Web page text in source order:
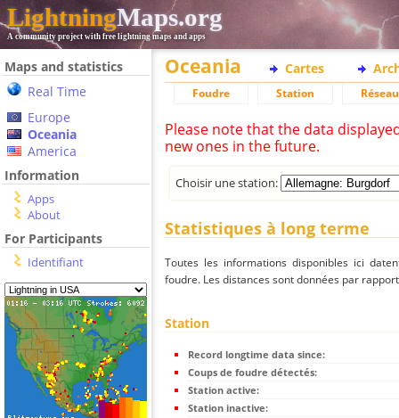
LightningMaps.org
A community project with free lightning maps and apps
Maps and statistics
Real Time
Europe
Oceania
America
Information
Apps
About
For Participants
Identifiant
Oceania Cartes
Foudre Station Réseau
Please note that the data
new ones in the future.
Choisir une station:
Statistiques à long terme
Toutes les informations disponibles ici
foudre. Les distances sont données par
Station
Record longtime data since:
Coups de foudre détectés:
Station active:
Station inactive: